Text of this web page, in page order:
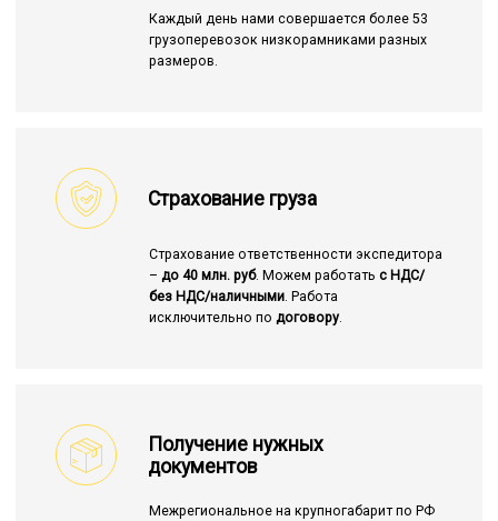
Каждый день нами совершается более 53
грузоперевозок низкорамниками разных
размеров.
Страхование груза
Страхование ответственности экспедитора
– до 40 млн. руб. Можем работать с НДС/
без НДС/наличными. Работа
исключительно по договору.
Получение нужных
документов
Межрегиональное на крупногабарит по РФ